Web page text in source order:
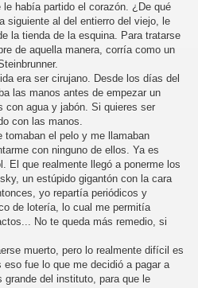
había partido el corazón. ¿De qué
siguiente al del entierro del viejo, le
la tienda de la esquina. Para tratarse
de aquella manera, corría como un
era ser cirujano. Desde los días del
las manos antes de empezar un
con agua y jabón. Si quieres ser
con las manos.
el pelo y me llamaban
con ninguno de ellos. Ya es
El que realmente llegó a ponerme los
un estúpido gigantón con la cara
yo repartía periódicos y
de lotería, lo cual me permitía
No te queda más remedio, si
muerto, pero lo realmente difícil es
fue lo que me decidió a pagar a
del instituto, para que le